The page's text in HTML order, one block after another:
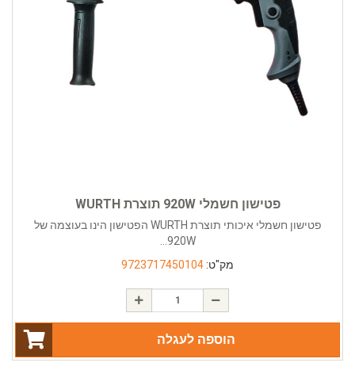
פטישון חשמלי 920W תוצרת WURTH
פטישון חשמלי איכותי תוצרת WURTH הפטישון הינו בעוצמה של
920W...
מק"ט: 9723717450104
הוספה לעגלה